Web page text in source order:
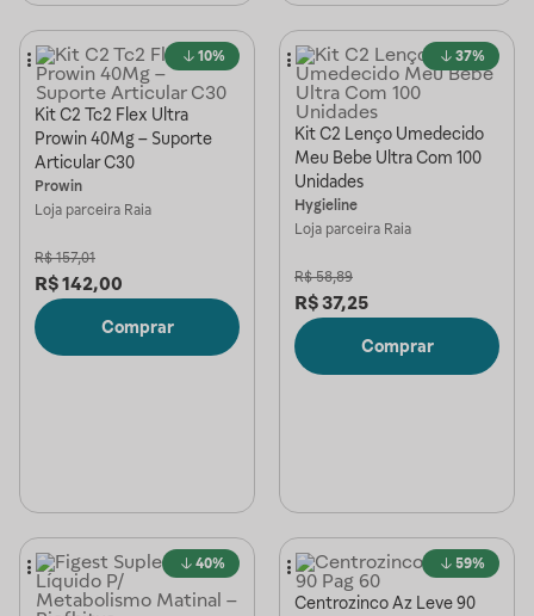
10%
Kit C2 Tc2 Flex Ultra
Prowin 40Mg – Suporte
Articular C30
Prowin
Loja parceira Raia
R$ 157,01
R$142,00
Comprar
37%
Kit C2 Lenço Umedecido
Meu Bebe Ultra Com 100
Unidades
Hygieline
Loja parceira Raia
R$ 58,89
R$37,25
Comprar
40% 59%
Centrozinco Az Leve 90